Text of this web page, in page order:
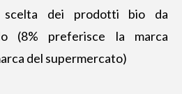
scelta dei prodotti bio da
(8% preferisce la marca
del supermercato)